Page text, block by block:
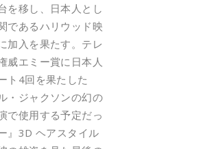
を移し、日本人とし
であるハリウッド映
加入を果たす。テレ
威エミー賞に日本人
ト4回を果たした
・ジャクソンの幻の
で使用する予定だっ
』3D ヘアスタイル